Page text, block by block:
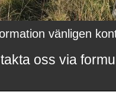
vänligen
oss via